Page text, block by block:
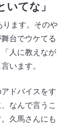
いてな」
ります。そのや
台でウケてる
人に教えなが
います。
ドバイスをす
なんで言うこ
久馬さんにも